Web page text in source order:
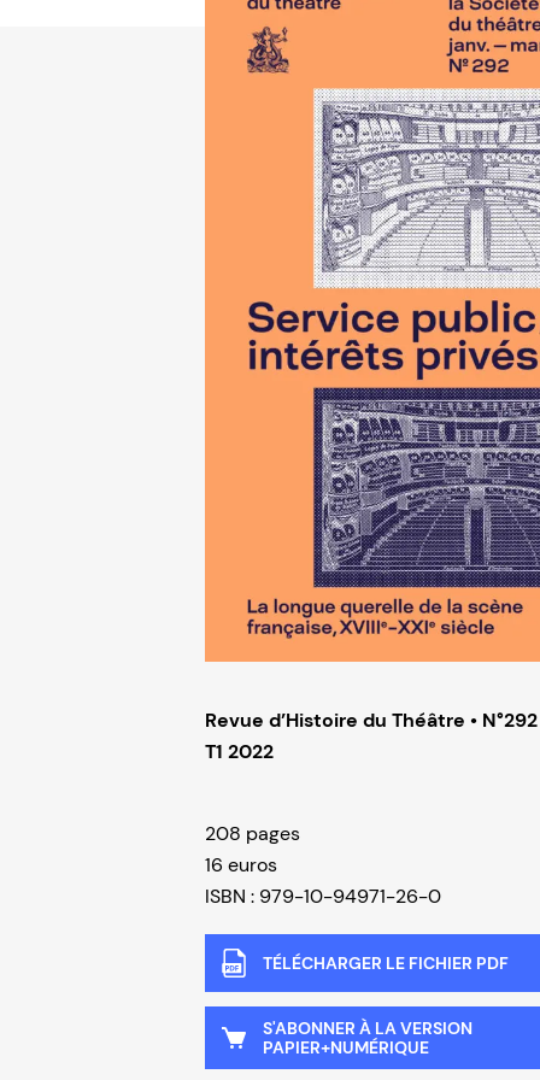
Revue d’Histoire du Théâtre • N°292
T1 2022
208 pages
16 euros
ISBN : 979-10-94971-26-0
TÉLÉCHARGER LE FICHIER PDF
S'ABONNER À LA VERSION
PAPIER+NUMÉRIQUE